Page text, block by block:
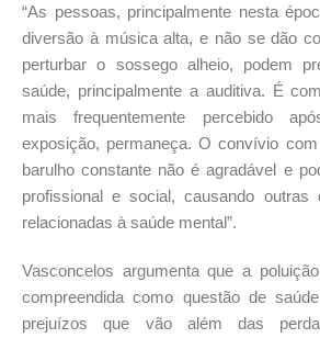
“As pessoas, principalmente nesta
diversão à música alta, e não se dão
perturbar o sossego alheio, podem
saúde, principalmente a auditiva. É
mais frequentemente percebido
exposição, permaneça. O convívio
barulho constante não é agradável e
profissional e social, causando outras
relacionadas à saúde mental”.
Vasconcelos argumenta que a
compreendida como questão de
prejuízos que vão além das